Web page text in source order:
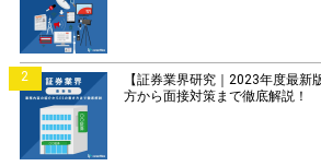
2
【証券業界研究｜2023年度最新
方から面接対策まで徹底解説！